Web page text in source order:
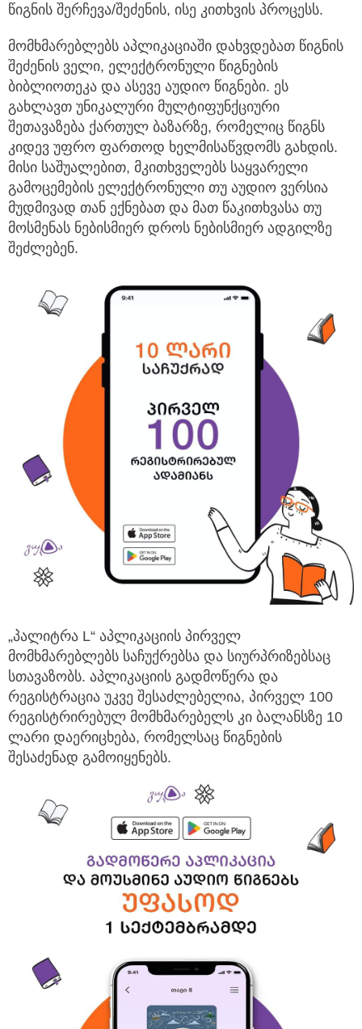
წიგნის შერჩევა/შეძენის, ისე კითხვის პროცესს.
მომხმარებლებს აპლიკაციაში დახვდებათ წიგნის
შეძენის ველი, ელექტრონული წიგნების
ბიბლიოთეკა და ასევე აუდიო წიგნები. ეს
გახლავთ უნიკალური მულტიფუნქციური
შეთავაზება ქართულ ბაზარზე, რომელიც წიგნს
კიდევ უფრო ფართოდ ხელმისაწვდომს გახდის.
მისი საშუალებით, მკითხველებს საყვარელი
გამოცემების ელექტრონული თუ აუდიო ვერსია
მუდმივად თან ექნებათ და მათ წაკითხვასა თუ
მოსმენას ნებისმიერ დროს ნებისმიერ ადგილზე
შეძლებენ.
„პალიტრა L“ აპლიკაციის პირველ
მომხმარებლებს საჩუქრებსა და სიურპრიზებსაც
სთავაზობს. აპლიკაციის გადმოწერა და
რეგისტრაცია უკვე შესაძლებელია, პირველ 100
რეგისტრირებულ მომხმარებელს კი ბალანსზე 10
ლარი დაერიცხება, რომელსაც წიგნების
შესაძენად გამოიყენებს.